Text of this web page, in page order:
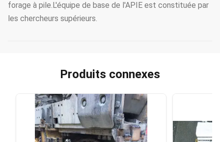
forage à pile.L'équipe de base de l'APIE est constituée par
les chercheurs supérieurs.
Produits connexes